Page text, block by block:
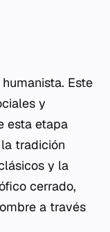
Este
y
esta etapa
tradición
y la
cerrado,
a través